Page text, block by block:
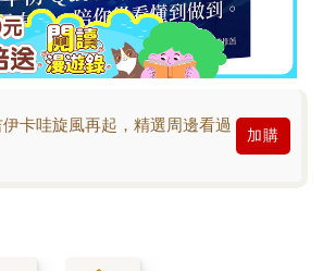
卡哇旋風再起，精選周邊看過
加購